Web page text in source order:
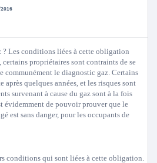
Les conditions liées à cette obligation
propriétaires sont contraints de se
communément le diagnostic gaz. Certains
quelques années, et les risques sont
survenant à cause du gaz sont à la fois
évidemment de pouvoir prouver que le
est sans danger, pour les occupants de
conditions qui sont liées à cette obligation.